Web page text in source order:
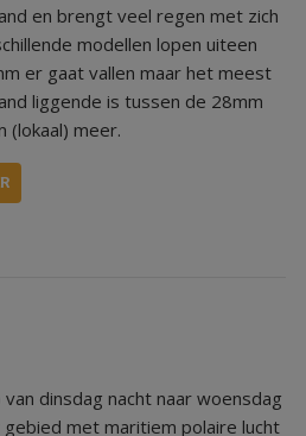
en brengt veel regen met zich
modellen lopen uiteen
er gaat vallen maar het meest
liggende is tussen de 28mm
(lokaal) meer.
van dinsdag nacht naar woensdag
met maritiem polaire lucht